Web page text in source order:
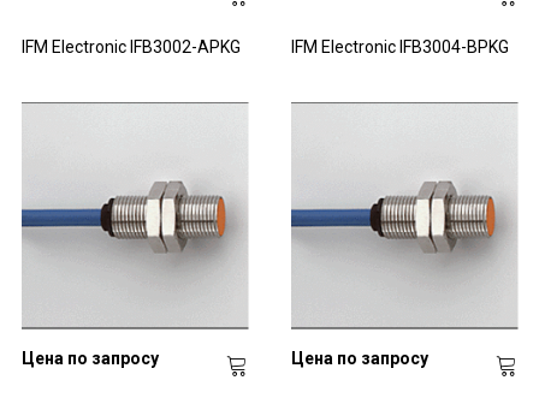
IFM Electronic IFB3002-APKG IFM Electronic IFB3004-BPKG
Цена по запросу Цена по запросу